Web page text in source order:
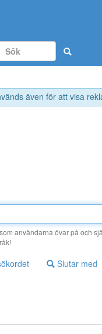
även för att visa
användarna övar på och
Slutar med